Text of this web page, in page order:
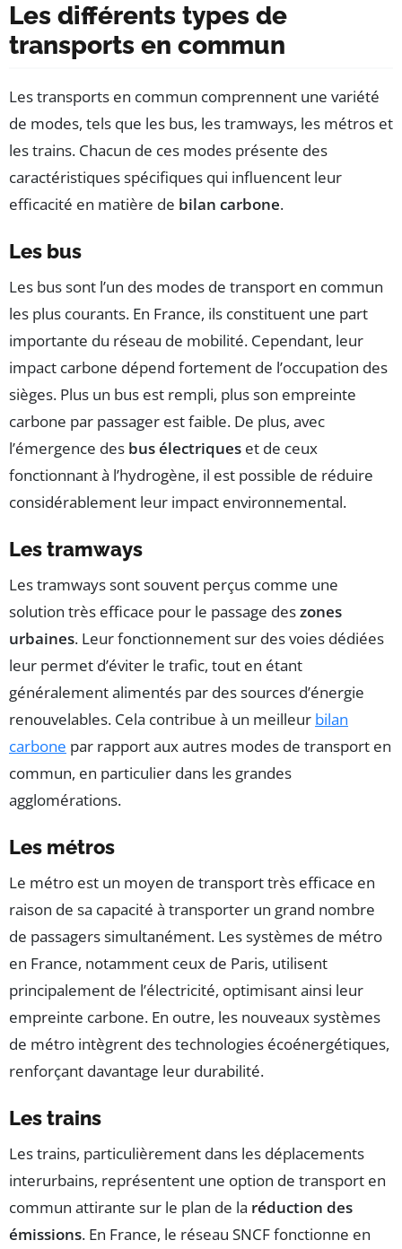
Les différents types de
transports en commun
Les transports en commun comprennent une variété
de modes, tels que les bus, les tramways, les métros et
les trains. Chacun de ces modes présente des
caractéristiques spécifiques qui influencent leur
efficacité en matière de bilan carbone.
Les bus
Les bus sont l’un des modes de transport en commun
les plus courants. En France, ils constituent une part
importante du réseau de mobilité. Cependant, leur
impact carbone dépend fortement de l’occupation des
sièges. Plus un bus est rempli, plus son empreinte
carbone par passager est faible. De plus, avec
l’émergence des bus électriques et de ceux
fonctionnant à l’hydrogène, il est possible de réduire
considérablement leur impact environnemental.
Les tramways
Les tramways sont souvent perçus comme une
solution très efficace pour le passage deszones
urbaines. Leur fonctionnement sur des voies dédiées
leur permet d’éviter le trafic, tout en étant
généralement alimentés par des sources d’énergie
renouvelables. Cela contribue à un meilleur bilan
carbone par rapport aux autres modes de transport en
commun, en particulier dans les grandes
agglomérations.
Les métros
Le métro est un moyen de transport très efficace en
raison de sa capacité à transporter un grand nombre
de passagers simultanément. Les systèmes de métro
en France, notamment ceux de Paris, utilisent
principalement de l’électricité, optimisant ainsi leur
empreinte carbone. En outre, les nouveaux systèmes
de métro intègrent des technologies écoénergétiques,
renforçant davantage leur durabilité.
Les trains
Les trains, particulièrement dans les déplacements
interurbains, représentent une option de transport en
commun attirante sur le plan de la réduction des
émissions. En France, le réseau SNCF fonctionne en